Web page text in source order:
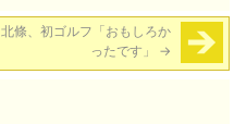
北條、初ゴルフ「おもしろか
ったです」 →